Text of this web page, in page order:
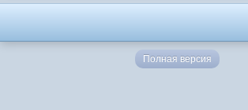
Полная версия